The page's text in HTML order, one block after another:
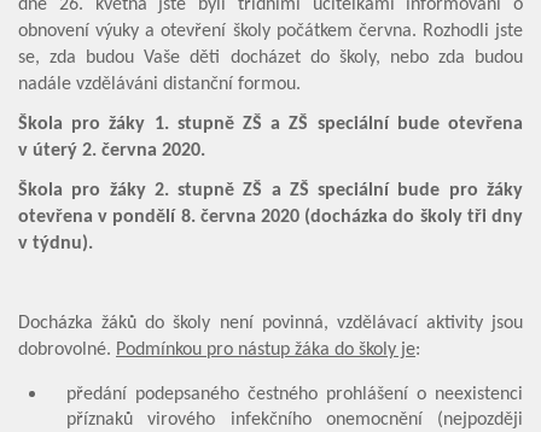
Aktuality
Kontakty
dne 26. května jste byli třídními učitelkami informováni o
obnovení výuky a otevření školy počátkem června. Rozhodli jste
se, zda budou Vaše děti docházet do školy, nebo zda budou
nadále vzděláváni distanční formou.
Škola pro žáky 1. stupně ZŠ a ZŠ speciální bude otevřena
v úterý 2. června 2020.
Škola pro žáky 2. stupně ZŠ a ZŠ speciální bude pro žáky
otevřena v pondělí 8. června 2020 (docházka do školy tři dny
v týdnu).
Docházka žáků do školy není povinná, vzdělávací aktivity jsou
dobrovolné. Podmínkou pro nástup žáka do školy je:
předání podepsaného čestného prohlášení o neexistenci
příznaků virového infekčního onemocnění (nejpozději